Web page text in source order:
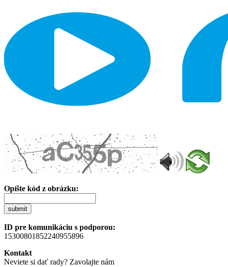
Opíšte kód z obrázku:
submit
ID pre komunikáciu s podporou:
15300801852240955896
Kontakt
Neviete si dať rady? Zavolajte nám